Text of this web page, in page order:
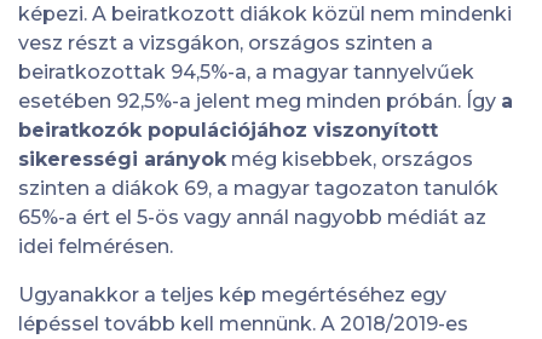
képezi. A beiratkozott diákok közül nem mindenki
vesz részt a vizsgákon, országos szinten a
beiratkozottak 94,5%-a, a magyar tannyelvűek
esetében 92,5%-a jelent meg minden próbán. Így a
beiratkozók populációjához viszonyított
sikerességi arányok még kisebbek, országos
szinten a diákok 69, a magyar tagozaton tanulók
65%-a ért el 5-ös vagy annál nagyobb médiát az
idei felmérésen.
Ugyanakkor a teljes kép megértéséhez egy
lépéssel tovább kell mennünk. A 2018/2019-es